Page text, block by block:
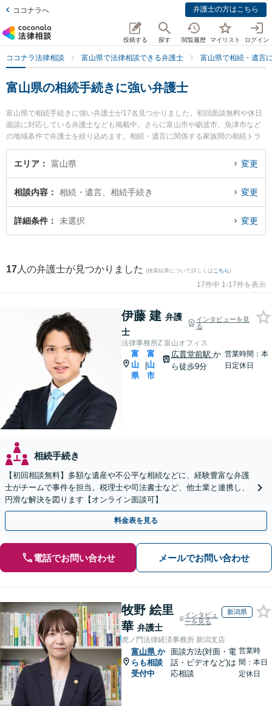
ココナラへ 弁護士の方はこちら
投稿する 探す 閲覧履歴 マイリスト ログイン
ココナラ法律相談 富山県で法律相談できる弁護士 富山県で相続・遺言
富山県の相続手続きに強い弁護士
富山県で相続手続きに強い弁護士が17名見つかりました。初回面談無料や休日
面談に対応している弁護士なども掲載中。さらに富山市や砺波市、魚津市など
の地域条件で弁護士を絞り込めます。相続・遺言に関係する家族間の相続トラ
ブルや認知症の相続、遺産分割等の細かな分野での絞り込み検索もでき便利で
す。特に法律事務所Z 富山オフィスの伊藤 建弁護士や脇法律事務所の脇 徹弁護
ルを今すぐに弁護士に相談したい』『相続手続きのトラブル解決の実績豊富な
近くの弁護士を検索したい』『初回相談無料で相続手続きを法律相談できる富
山県内の弁護士に相談予約したい』などでお困りの相談者さんにおすすめで
エリア 富山県 変更
相談内容 相続・遺言、相続手続き 変更
詳細条件 未選択 変更
17 人の弁護士が見つかりました (検索結果について詳しくは こちら)
17件中 1-17件を表示
伊藤 建 弁護
士
インタビューを見
る
法律事務所Z 富山オフィス
富
山
県
|
富
山
市
広貫堂前駅 か
ら徒歩9分
営業時間：本
日定休日
相続手続き
【初回相談無料】多額な遺産や不公平な相続などに、経験豊富な弁護
士がチームで事件を担当。税理士や司法書士など、他士業と連携し、
円滑な解決を図ります【オンライン面談可】
料金表を見る
電話でお問い合わせ メールでお問い合わせ
牧野 絵里
華 弁護士
インタビュ
ーを見る
新潟県
虎ノ門法律経済事務所 新潟支店
富山県 か
らも相談
受付中
面談方法(対面・電
話・ビデオなど)は
応相談
営業時
間：本日
定休日